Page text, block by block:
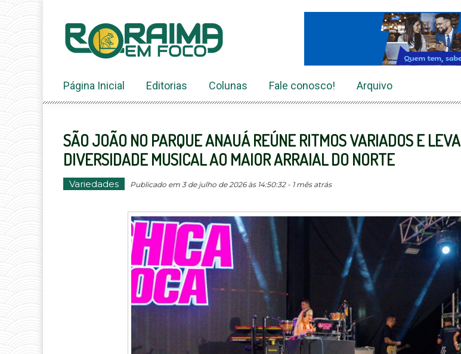
conteúdo
Página Inicial Editorias Colunas Fale conosco! Arquivo
SÃO JOÃO NO PARQUE ANAUÁ REÚNE RITMOS VARIADOS E LEVA
DIVERSIDADE MUSICAL AO MAIOR ARRAIAL DO NORTE
Variedades Publicado em 3 de julho de 2026 às 14:50:32 - 1 mês atrás